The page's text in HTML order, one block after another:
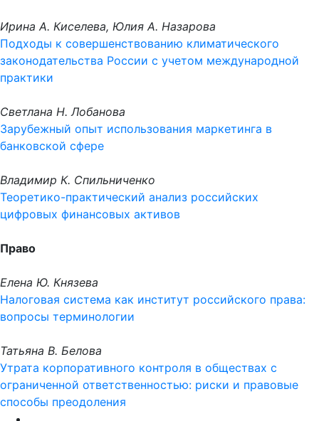
Ирина А. Киселева, Юлия А. Назарова
Подходы к совершенствованию климатического
законодательства России с учетом международной
практики
Светлана Н. Лобанова
Зарубежный опыт использования маркетинга в
банковской сфере
Владимир К. Спильниченко
Теоретико-практический анализ российских
цифровых финансовых активов
Право
Елена Ю. Князева
Налоговая система как институт российского права:
вопросы терминологии
Татьяна В. Белова
Утрата корпоративного контроля в обществах с
ограниченной ответственностью: риски и правовые
способы преодоления